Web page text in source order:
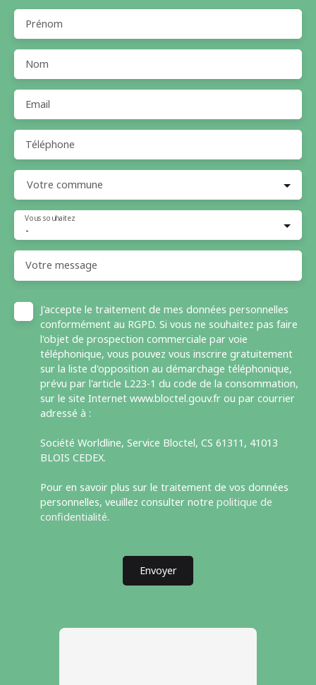
Prénom
Nom
Email
Téléphone
Votre commune
-
Vous souhaitez
Votre message
J'accepte le traitement de mes données personnelles
conformément au RGPD. Si vous ne souhaitez pas faire
l'objet de prospection commerciale par voie
téléphonique, vous pouvez vous inscrire gratuitement
sur la liste d'opposition au démarchage téléphonique,
prévu par l'article L223-1 du code de la consommation,
sur le site Internet www.bloctel.gouv.fr ou par courrier
adressé à :
Société Worldline, Service Bloctel, CS 61311, 41013
BLOIS CEDEX.
Pour en savoir plus sur le traitement de vos données
personnelles, veuillez consulter notre politique de
confidentialité.
Envoyer